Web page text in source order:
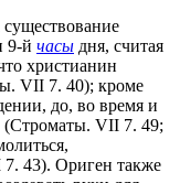
9-й часы дня, считая
христианин
VII 7. 40); кроме
до, во время и
(Строматы. VII 7. 49;
43). Ориген также